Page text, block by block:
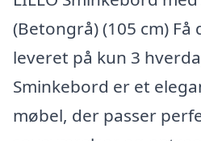
(Betongrå) (105 cm)
leveret på kun 3
Sminkebord er et
møbel, der passer